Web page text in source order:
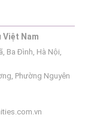
Việt Nam
Ba Đình, Hà Nội,
Phường Nguyên